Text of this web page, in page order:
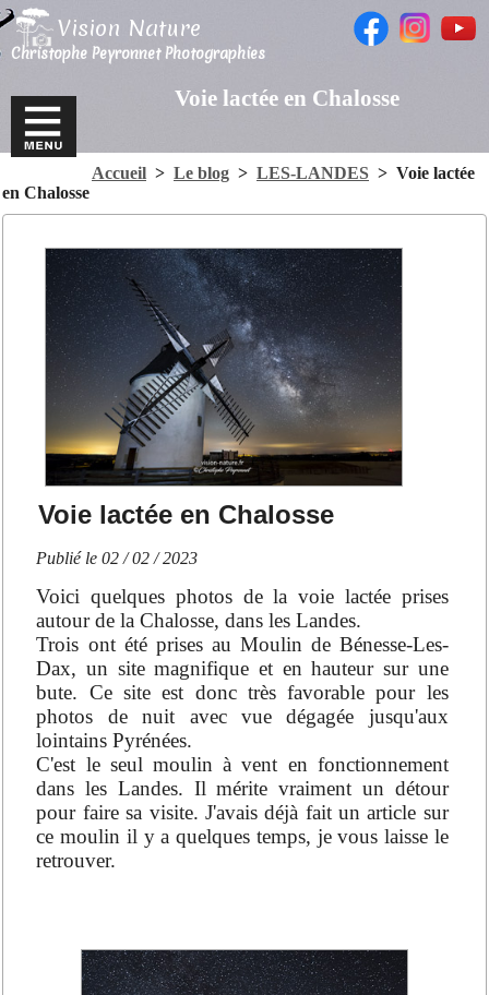
Vision Nature
Christophe Peyronnet Photographies
Voie lactée en Chalosse
Accueil > Le blog > LES-LANDES > Voie lactée
en Chalosse
Voie lactée en Chalosse
Publié le02 / 02 / 2023
Voici quelques photos de la voie lactée prises
autour de la Chalosse, dans les Landes.
Trois ont été prises au Moulin de Bénesse-Les-
Dax, un site magnifique et en hauteur sur une
bute. Ce site est donc très favorable pour les
photos de nuit avec vue dégagée jusqu'aux
lointains Pyrénées.
C'est le seul moulin à vent en fonctionnement
dans les Landes. Il mérite vraiment un détour
pour faire sa visite. J'avais déjà fait un article sur
ce moulin il y a quelques temps, je vous laisse le
retrouver.